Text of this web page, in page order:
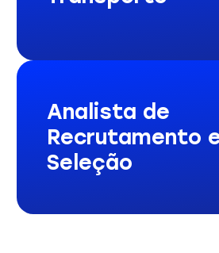
Analista de
Recrutamento
Seleção